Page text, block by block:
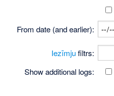
From date (and earlier):
Iezīmjufiltrs:
Show additional logs: